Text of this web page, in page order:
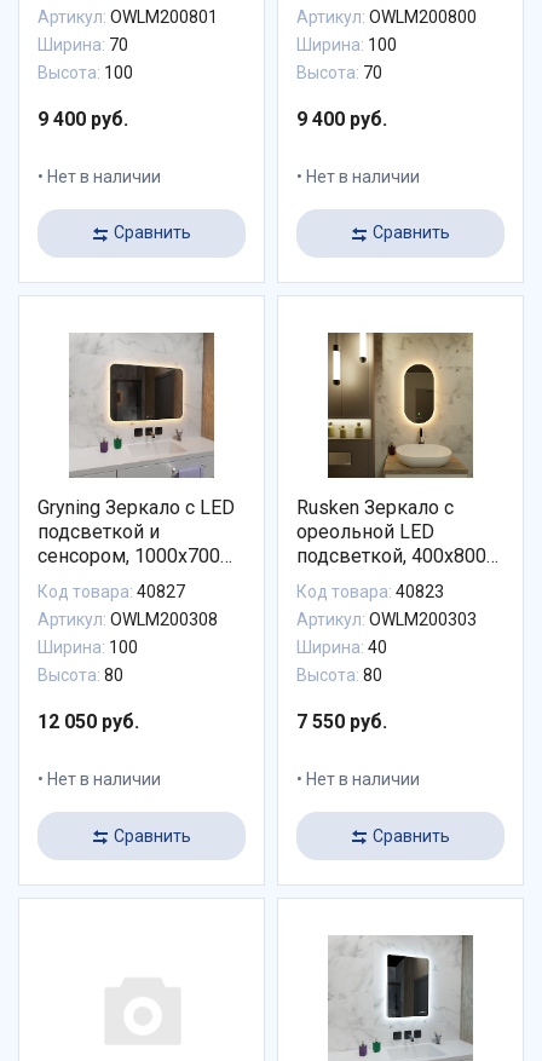
Артикул: OWLM200801
Ширина: 70
Высота: 100
9 400 руб.
Нет в наличии
Сравнить
Артикул: OWLM200800
Ширина: 100
Высота: 70
9 400 руб.
Нет в наличии
Сравнить
Gryning Зеркало с LED
подсветкой и
сенсором, 1000х700
черный контур
Код товара: 40827
Артикул: OWLM200308
Ширина: 100
Высота: 80
12 050 руб.
Нет в наличии
Сравнить
Rusken Зеркало с
ореольной LED
подсветкой, 400х800
УНИВЕРСАЛЬНАЯ
ПОДСВЕТКА
Код товара: 40823
Артикул: OWLM200303
Ширина: 40
Высота: 80
7 550 руб.
Нет в наличии
Сравнить